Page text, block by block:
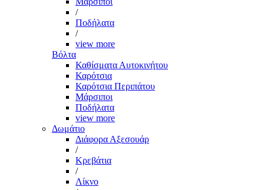
/
Ποδήλατα
/
view more
Βόλτα
Καθίσματα Αυτοκινήτου
Καρότσια
Καρότσια Περιπάτου
Μάρσιποι
Ποδήλατα
view more
Δωμάτιο
Διάφορα Αξεσουάρ
/
Κρεβάτια
/
Λίκνο